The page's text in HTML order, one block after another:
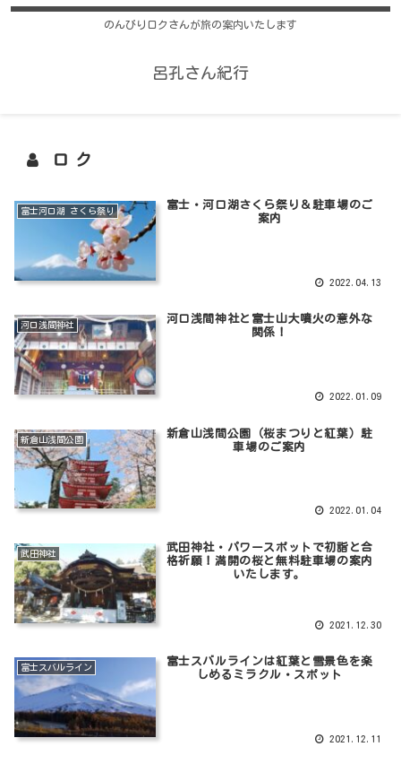
のんびりロクさんが旅の案内いたします
呂孔さん紀行
ロク
富士河口湖 さくら祭り
富士・河口湖さくら祭り＆駐車場のご
案内
2022.04.13
河口浅間神社
河口浅間神社と富士山大噴火の意外な
関係！
2022.01.09
新倉山浅間公園
新倉山浅間公園（桜まつりと紅葉）駐
車場のご案内
2022.01.04
武田神社
武田神社・パワースポットで初詣と合
格祈願！満開の桜と無料駐車場の案内
いたします。
2021.12.30
富士スバルライン
富士スバルラインは紅葉と雪景色を楽
しめるミラクル・スポット
2021.12.11